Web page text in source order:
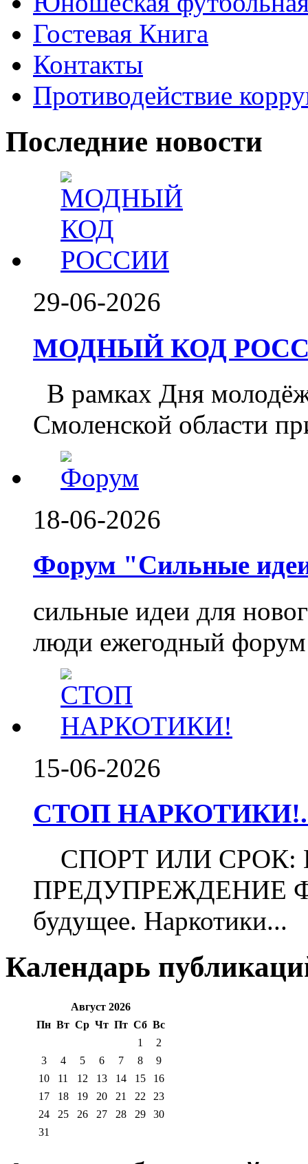
Гостевая Книга
Контакты
Противодействие
Последние новости
29-06-2026
МОДНЫЙ КОД
В рамках Дня
Смоленской области
18-06-2026
Форум "Сильные
сильные идеи для
люди ежегодный
15-06-2026
СТОП
СПОРТ ИЛИ СРОК:
ПРЕДУПРЕЖДЕНИЕ
будущее. Наркотики...
Календарь
Август 2026
Пн Вт Ср Чт Пт Сб Вс
1
2
3
4 5 6 7 8
9
10
11 12 13 14 15
16
17
18 19 20 21 22
23
24
25 26 27 28 29
30
31